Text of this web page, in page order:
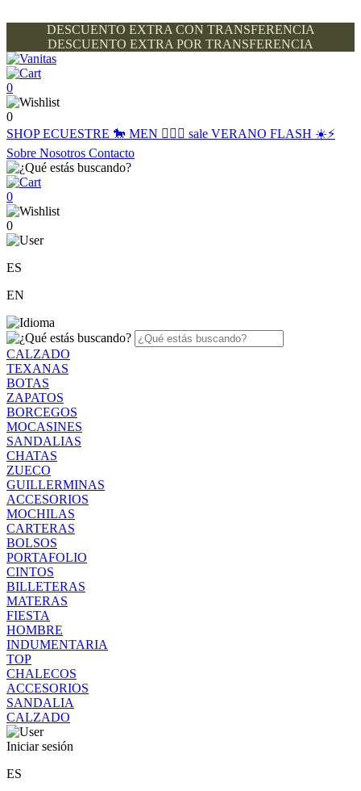
DESCUENTO EXTRA CON TRANSFERENCIA
DESCUENTO EXTRA POR TRANSFERENCIA
0
0
SHOPECUESTRE 🐎 MEN 🙋🏽‍♂️ sale VERANO FLASH ☀️⚡️
Sobre Nosotros Contacto
0
0
ES
EN
CALZADO
TEXANAS
BOTAS
ZAPATOS
BORCEGOS
MOCASINES
SANDALIAS
CHATAS
ZUECO
GUILLERMINAS
ACCESORIOS
MOCHILAS
CARTERAS
BOLSOS
PORTAFOLIO
CINTOS
BILLETERAS
MATERAS
FIESTA
HOMBRE
INDUMENTARIA
TOP
CHALECOS
ACCESORIOS
SANDALIA
CALZADO
Iniciar sesión
ES